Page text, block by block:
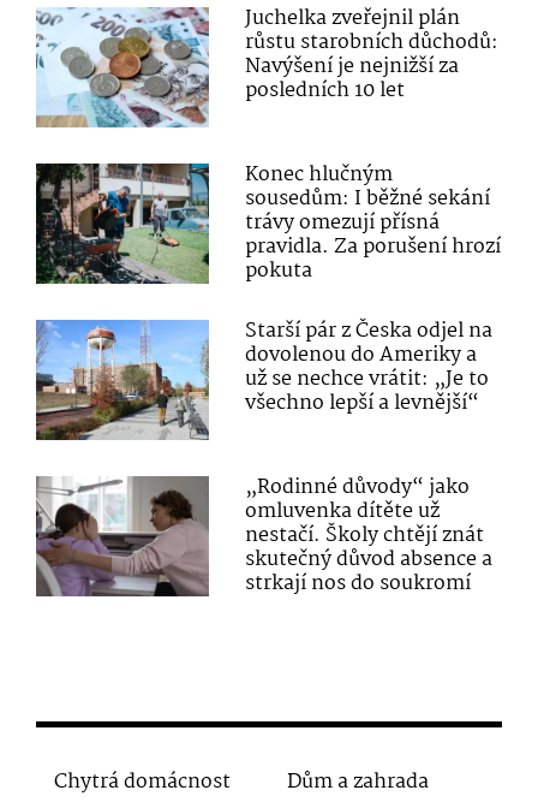
Juchelka zveřejnil plán
růstu starobních důchodů:
Navýšení je nejnižší za
posledních 10 let
Konec hlučným
sousedům: I běžné sekání
trávy omezují přísná
pravidla. Za porušení hrozí
pokuta
Starší pár z Česka odjel na
dovolenou do Ameriky a
už se nechce vrátit: „Je to
všechno lepší a levnější“
„Rodinné důvody“ jako
omluvenka dítěte už
nestačí. Školy chtějí znát
skutečný důvod absence a
strkají nos do soukromí
Chytrá domácnost
Dům a zahrada